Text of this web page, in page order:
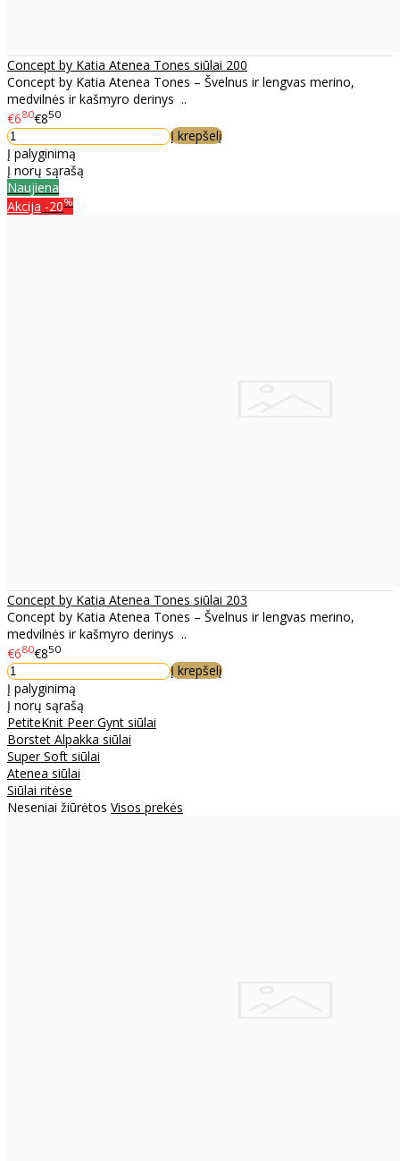
Concept by Katia Atenea Tones siūlai 200
Concept by Katia Atenea Tones – Švelnus ir lengvas merino,
medvilnės ir kašmyro derinys ..
€680€850
Į krepšelį
Į palyginimą
Į norų sąrašą
Naujiena
Akcija -20%
Concept by Katia Atenea Tones siūlai 203
Concept by Katia Atenea Tones – Švelnus ir lengvas merino,
medvilnės ir kašmyro derinys ..
€680€850
Į krepšelį
Į palyginimą
Į norų sąrašą
PetiteKnit Peer Gynt siūlai
Borstet Alpakka siūlai
Super Soft siūlai
Atenea siūlai
Siūlai ritėse
Neseniai žiūrėtos Visos prekės